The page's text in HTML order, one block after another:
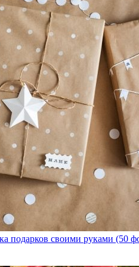
подарков своими руками (50